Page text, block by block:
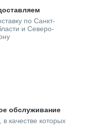
по Санкт-
и Северо-
обслуживание
качестве которых